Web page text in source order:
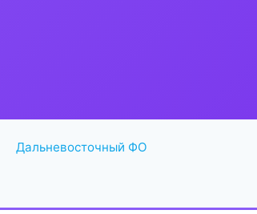
Дальневосточный ФО